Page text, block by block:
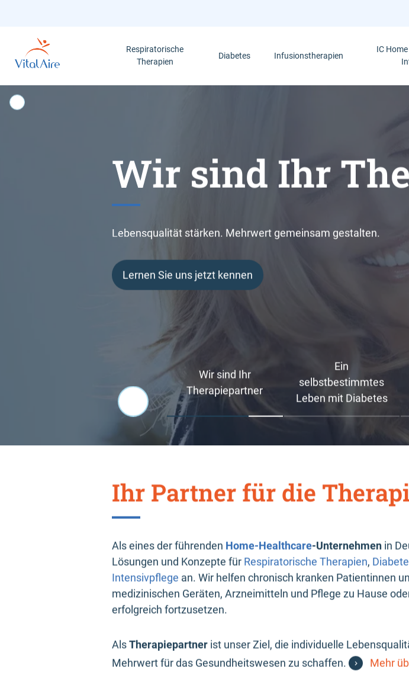
Respiratorische
Therapien
Diabetes Infusionstherapien
IC
Wir sind Ihr
Lebensqualität stärken. Mehrwert gemeinsam gestalten.
Lernen Sie uns jetzt kennen
Ein
mit Diabetes
Mehr erfahren
Online-Test zur
Test starten
Außerklinische
IC Home 24 kennenlernen!
Wir sind Ihr
Therapiepartner
Ein
selbstbestimmtes
Leben mit Diabetes
Ihr Partner für die
Als eines der führenden Home-Healthcare-Unternehmen in
Lösungen und Konzepte für Respiratorische Therapien,
Intensivpflege an. Wir helfen chronisch kranken Patientinnen
medizinischen Geräten, Arzneimitteln und Pflege zu Hause
erfolgreich fortzusetzen.
AlsTherapiepartner ist unser Ziel, die individuelle
Mehrwert für das Gesundheitswesen zu schaffen.
Mehr